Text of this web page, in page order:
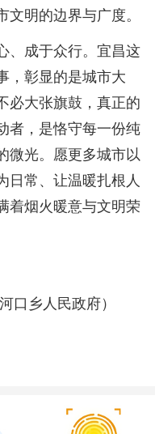
明的边界与广度。
、成于众行。宜昌这
，彰显的是城市大
必大张旗鼓，真正的
者，是恪守每一份纯
微光。愿更多城市以
日常、让温暖扎根人
着烟火暖意与文明荣
口乡人民政府）